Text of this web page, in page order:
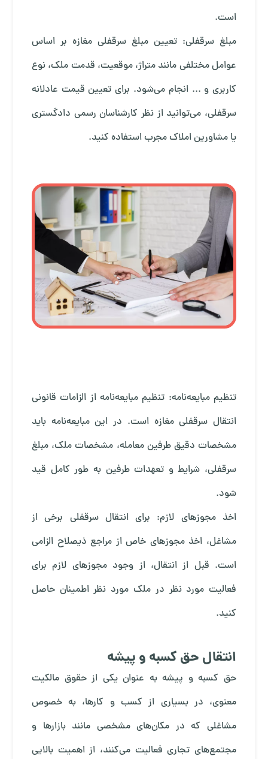
است.
مبلغ سرقفلی: تعیین مبلغ سرقفلی مغازه بر اساس
عوامل مختلفی مانند متراژ، موقعیت، قدمت ملک، نوع
کاربری و ... انجام می‌شود. برای تعیین قیمت عادلانه
سرقفلی، می‌توانید از نظر کارشناسان رسمی دادگستری
یا مشاورین املاک مجرب استفاده کنید.
تنظیم مبایعه‌نامه: تنظیم مبایعه‌نامه از الزامات قانونی
انتقال سرقفلی مغازه است. در این مبایعه‌نامه باید
مشخصات دقیق طرفین معامله، مشخصات ملک، مبلغ
سرقفلی، شرایط و تعهدات طرفین به طور کامل قید
شود.
اخذ مجوزهای لازم: برای انتقال سرقفلی برخی از
مشاغل، اخذ مجوزهای خاص از مراجع ذیصلاح الزامی
است. قبل از انتقال، از وجود مجوزهای لازم برای
فعالیت مورد نظر در ملک مورد نظر اطمینان حاصل
کنید.
انتقال حق کسبه و پیشه
حق کسبه و پیشه به عنوان یکی از حقوق مالکیت
معنوی، در بسیاری از کسب و کارها، به خصوص
مشاغلی که در مکان‌های مشخصی مانند بازارها و
مجتمع‌های تجاری فعالیت می‌کنند، از اهمیت بالایی